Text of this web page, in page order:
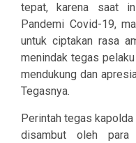
tepat, karena saat
Pandemi Covid-19,
untuk ciptakan rasa
menindak tegas
mendukung dan
Tegasnya.
Perintah tegas
disambut oleh para